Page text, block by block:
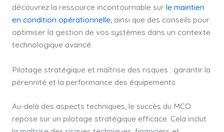
découvrez la ressource incontournable sur le maintien
en condition opérationnelle, ainsi que des conseils pour
optimiser la gestion de vos systèmes dans un contexte
technologique avancé.
Pilotage stratégique et maîtrise des risques : garantir la
pérennité et la performance des équipements
Au-delà des aspects techniques, le succès du MCO
repose sur un pilotage stratégique efficace. Cela inclut